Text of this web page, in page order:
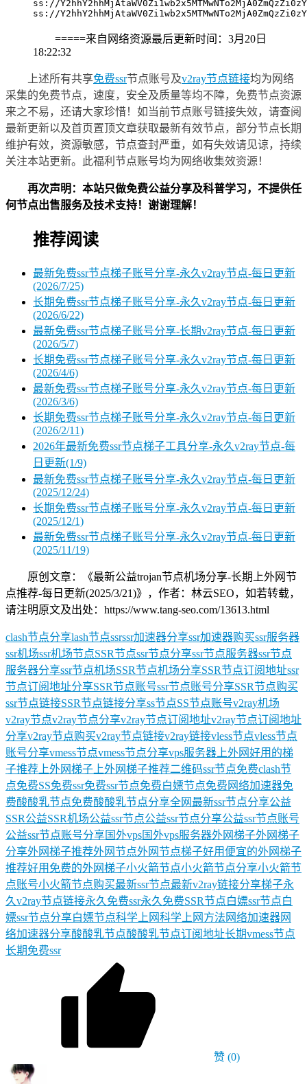
ss://
ss://
=====来自网络资源最后更新时间：3月20日
18:22:32
上述所有共享免费ssr节点账号及v2ray节点链接均为网络
采集的免费节点，速度，安全及质量等均不障，免费节点资源
来之不易，还请大家珍惜！如当前节点账号链接失效，请查阅
最新更新以及首页置顶文章获取最新有效节点，部分节点长期
维护有效，资源敏感，节点查封严重，如有失效请见谅，持续
关注本站更新。此福利节点账号均为网络收集效资源！
再次声明：本站只做免费公益分享及科普学习，不提供任
何节点出售服务及技术支持！谢谢理解！
推荐阅读
最新免费ssr节点梯子账号分享-永久v2ray节点-每日更新
(2026/7/25)
长期免费ssr节点梯子账号分享-永久v2ray节点-每日更新
(2026/6/22)
最新免费ssr节点梯子账号分享-长期v2ray节点-每日更新
(2026/5/7)
长期免费ssr节点梯子账号分享-永久v2ray节点-每日更新
(2026/4/6)
最新免费ssr节点梯子账号分享-永久v2ray节点-每日更新
(2026/3/6)
长期免费ssr节点梯子账号分享-永久v2ray节点-每日更新
(2026/2/11)
2026年最新免费ssr节点梯子工具分享-永久v2ray节点-每
日更新(1/9)
最新免费ssr节点梯子账号分享-永久v2ray节点-每日更新
(2025/12/24)
长期免费ssr节点梯子账号分享-永久v2ray节点-每日更新
(2025/12/1)
最新免费ssr节点梯子账号分享-永久v2ray节点-每日更新
(2025/11/19)
原创文章：《最新公益trojan节点机场分享-长期上外网节
点推荐-每日更新(2025/3/21)》，作者：林云SEO，如若转载，
请注明原文及出处：https://www.tang-seo.com/13613.html
clash节点分享lash节点ssrssr加速器分享ssr加速器购买ssr服务器
ssr机场ssr机场节点SSR节点ssr节点分享ssr节点服务器ssr节点
服务器分享ssr节点机场SSR节点机场分享SSR节点订阅地址ssr
节点订阅地址分享SSR节点账号ssr节点账号分享SSR节点购买
ssr节点链接SSR节点链接分享ss节点SS节点账号v2ray机场
v2ray节点v2ray节点分享v2ray节点订阅地址v2ray节点订阅地址
分享v2ray节点购买v2ray节点链接v2ray链接vless节点vless节点
账号分享vmess节点vmess节点分享vps服务器 上外网好用的梯
子推荐 上外网梯子 上外网梯子推荐二维码ssr节点免费clash节
点免费SS免费ssr免费ssr节点免费白嫖节点免费网络加速器免
费酸酸乳节点免费酸酸乳节点分享全网最新ssr节点分享公益
SSR公益SSR机场公益ssr节点公益ssr节点分享公益ssr节点账号
公益ssr节点账号分享国外vps国外vps服务器外网梯子外网梯子
分享外网梯子推荐外网节点外网节点梯子好用便宜的外网梯子
推荐好用免费的外网梯子小火箭节点小火箭节点分享小火箭节
点账号小火箭节点购买最新ssr节点最新v2ray链接分享梯子永
久v2ray节点链接永久免费ssr永久免费SSR节点白嫖ssr节点白
嫖ssr节点分享白嫖节点科学上网科学上网方法 网络加速器网
络加速器分享酸酸乳节点酸酸乳节点订阅地址长期vmess节点
长期免费ssr
赞 (0)